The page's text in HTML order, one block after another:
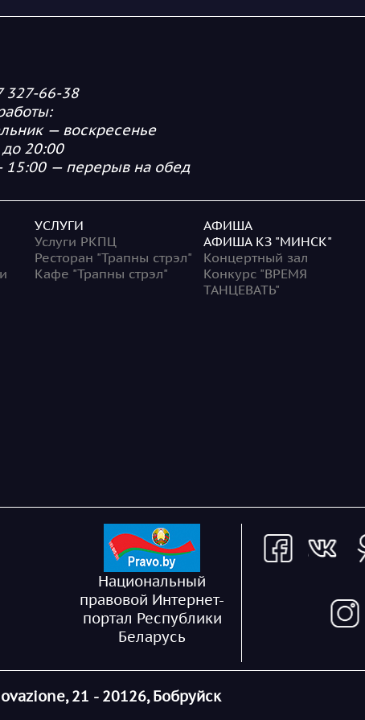
327-66-38
— воскресенье
20:00
15:00 — перерыв на обед
УСЛУГИ
Услуги РКПЦ
Ресторан "Трапны стрэл"
Кафе "Трапны стрэл"
АФИША
АФИША КЗ "МИНСК"
Концертный зал
Конкурс "ВРЕМЯ
ТАНЦЕВАТЬ"
Национальный
правовой Интернет-
портал Республики
Беларусь
21 - 20126, Бобруйск